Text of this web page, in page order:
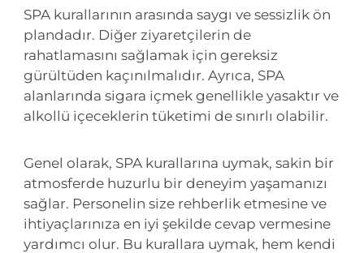
SPA kurallarının arasında saygı ve sessizlik ön
plandadır. Diğer ziyaretçilerin de
rahatlamasını sağlamak için gereksiz
gürültüden kaçınılmalıdır. Ayrıca, SPA
alanlarında sigara içmek genellikle yasaktır ve
alkollü içeceklerin tüketimi de sınırlı olabilir.
Genel olarak, SPA kurallarına uymak, sakin bir
atmosferde huzurlu bir deneyim yaşamanızı
sağlar. Personelin size rehberlik etmesine ve
ihtiyaçlarınıza en iyi şekilde cevap vermesine
yardımcı olur. Bu kurallara uymak, hem kendi